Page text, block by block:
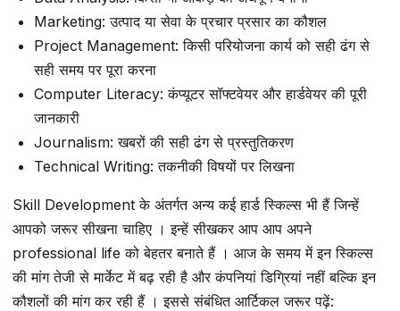
Marketing: उत्पाद या सेवा के प्रचार प्रसार का कौशल
Project Management: किसी परियोजना कार्य को सही ढंग से
सही समय पर पूरा करना
Computer Literacy: कंप्यूटर सॉफ्टवेयर और हार्डवेयर की पूरी
जानकारी
Journalism: खबरों की सही ढंग से प्रस्तुतिकरण
Technical Writing: तकनीकी विषयों पर लिखना
Skill Development के अंतर्गत अन्य कई हार्ड स्किल्स भी हैं जिन्हें
आपको जरूर सीखना चाहिए । इन्हें सीखकर आप आप अपने
professional life को बेहतर बनाते हैं । आज के समय में इन स्किल्स
की मांग तेजी से मार्केट में बढ़ रही है और कंपनियां डिग्रियां नहीं बल्कि इन
कौशलों की मांग कर रही हैं । इससे संबंधित आर्टिकल जरूर पढ़ें: